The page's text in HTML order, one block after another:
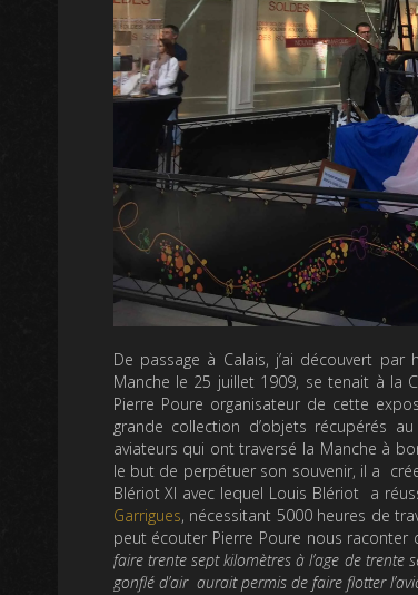
De passage à Calais, j’ai découvert
Manche le 25 juillet 1909, se tenait à la
Pierre Poure organisateur de cette
grande collection d’objets récupérés
aviateurs qui ont traversé la Manche à
le but de perpétuer son souvenir, il a
Blériot XI avec lequel Louis Blériot a
Garrigues, nécessitant 5000 heures de
peut écouter Pierre Poure nous
faire trente sept kilomètres à l’age de
gonflé d’air aurait permis de faire flotter